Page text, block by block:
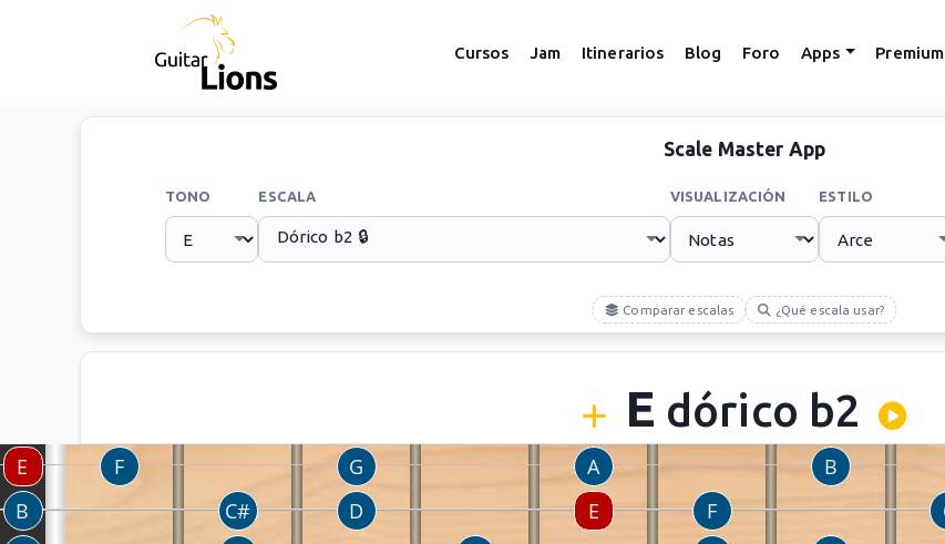
Cursos Jam Itinerarios Blog Foro Apps Premium
Scale Master App
TONO ESCALA VISUALIZACIÓN ESTILO
Comparar escalas ¿Qué escala usar?
E dórico b2